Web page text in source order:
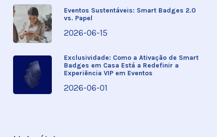
Eventos Sustentáveis: Smart Badges 2.0
vs. Papel
2026-06-15
Exclusividade: Como a Ativação de Smart
Badges em Casa Está a Redefinir a
Experiência VIP em Eventos
2026-06-01